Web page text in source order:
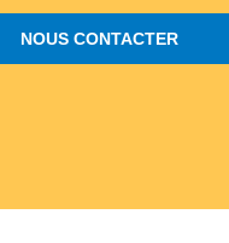
NOUS CONTACTER